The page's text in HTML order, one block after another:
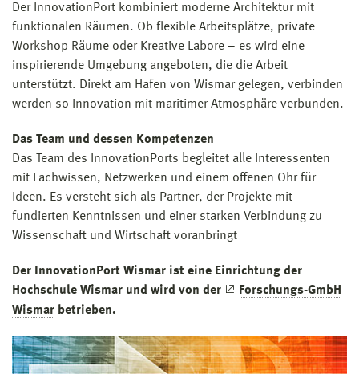
Der InnovationPort kombiniert moderne Architektur mit
funktionalen Räumen. Ob flexible Arbeitsplätze, private
Workshop Räume oder Kreative Labore – es wird eine
inspirierende Umgebung angeboten, die die Arbeit
unterstützt. Direkt am Hafen von Wismar gelegen, verbinden
werden so Innovation mit maritimer Atmosphäre verbunden.
Das Team und dessen Kompetenzen
Das Team des InnovationPorts begleitet alle Interessenten
mit Fachwissen, Netzwerken und einem offenen Ohr für
Ideen. Es versteht sich als Partner, der Projekte mit
fundierten Kenntnissen und einer starken Verbindung zu
Wissenschaft und Wirtschaft voranbringt
Der InnovationPort Wismar ist eine Einrichtung der
Hochschule Wismar und wird von der
Forschungs-GmbH
Wismar betrieben.